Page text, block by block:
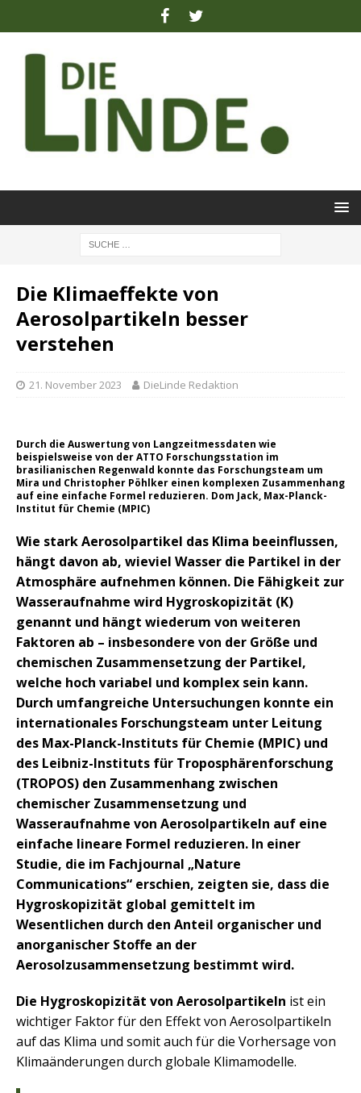
Die Klimaeffekte von
Aerosolpartikeln besser
verstehen
21. November 2023 DieLinde Redaktion
Durch die Auswertung von Langzeitmessdaten wie
beispielsweise von der ATTO Forschungsstation im
brasilianischen Regenwald konnte das Forschungsteam um
Mira und Christopher Pöhlker einen komplexen Zusammenhang
auf eine einfache Formel reduzieren. Dom Jack, Max-Planck-
Institut für Chemie (MPIC)
Wie stark Aerosolpartikel das Klima beeinflussen,
hängt davon ab, wieviel Wasser die Partikel in der
Atmosphäre aufnehmen können. Die Fähigkeit zur
Wasseraufnahme wird Hygroskopizität (K)
genannt und hängt wiederum von weiteren
Faktoren ab – insbesondere von der Größe und
chemischen Zusammensetzung der Partikel,
welche hoch variabel und komplex sein kann.
Durch umfangreiche Untersuchungen konnte ein
internationales Forschungsteam unter Leitung
des Max-Planck-Instituts für Chemie (MPIC) und
des Leibniz-Instituts für Troposphärenforschung
(TROPOS) den Zusammenhang zwischen
chemischer Zusammensetzung und
Wasseraufnahme von Aerosolpartikeln auf eine
einfache lineare Formel reduzieren. In einer
Studie, die im Fachjournal „Nature
Communications“ erschien, zeigten sie, dass die
Hygroskopizität global gemittelt im
Wesentlichen durch den Anteil organischer und
anorganischer Stoffe an der
Aerosolzusammensetzung bestimmt wird.
Die Hygroskopizität von Aerosolpartikeln ist ein
wichtiger Faktor für den Effekt von Aerosolpartikeln
auf das Klima und somit auch für die Vorhersage von
Klimaänderungen durch globale Klimamodelle.